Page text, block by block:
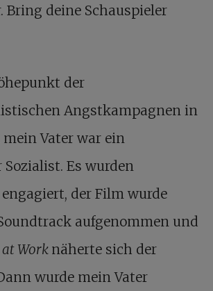
Bring deine Schauspieler
der
Angstkampagnen in
mein Vater war ein
Es wurden
der Film wurde
aufgenommen und
Work näherte sich der
wurde mein Vater